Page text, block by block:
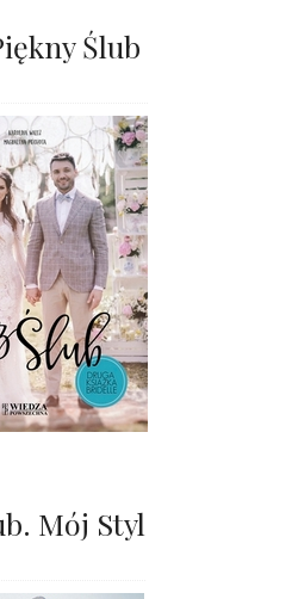
Ślub
Mój Styl